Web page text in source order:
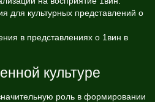
для культурных представлений о
в представлениях о 1вин в
культуре
роль в формировании